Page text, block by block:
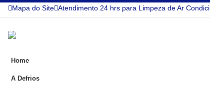
Mapa do Site Atendimento 24 hrs para Limpeza de Ar
Home
A Defrios